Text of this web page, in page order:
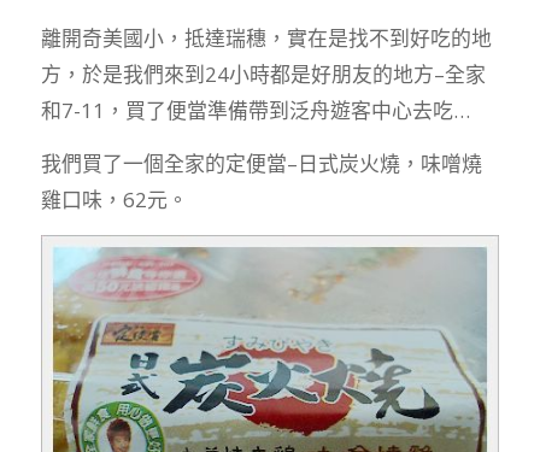
離開奇美國小，抵達瑞穗，實在是找不到好吃的地
方，於是我們來到24小時都是好朋友的地方–全家
和7-11，買了便當準備帶到泛舟遊客中心去吃…
我們買了一個全家的定便當–日式炭火燒，味噌燒
雞口味，62元。